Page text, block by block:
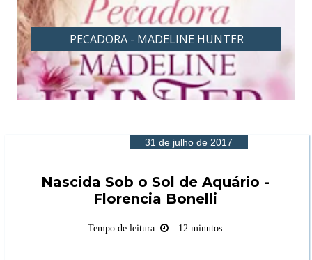
PECADORA - MADELINE HUNTER
31 de julho de 2017
Nascida Sob o Sol de Aquário -
Florencia Bonelli
Tempo de leitura: 12 minutos